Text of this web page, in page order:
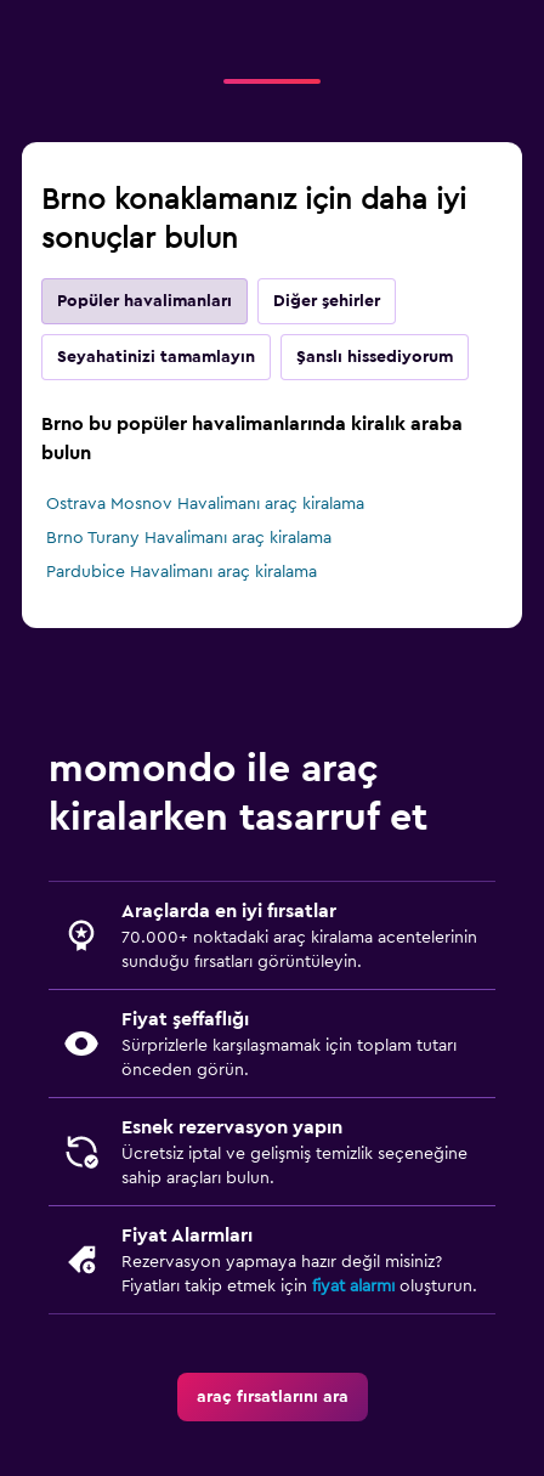
Brno konaklamanız için daha iyi
sonuçlar bulun
Popüler havalimanları Diğer şehirler
Seyahatinizi tamamlayın Şanslı hissediyorum
Brno bu popüler havalimanlarında kiralık araba
bulun
Ostrava Mosnov Havalimanı araç kiralama
Brno Turany Havalimanı araç kiralama
Pardubice Havalimanı araç kiralama
momondo ile araç
kiralarken tasarruf et
Araçlarda en iyi fırsatlar
70.000+ noktadaki araç kiralama acentelerinin
sunduğu fırsatları görüntüleyin.
Fiyat şeffaflığı
Sürprizlerle karşılaşmamak için toplam tutarı
önceden görün.
Esnek rezervasyon yapın
Ücretsiz iptal ve gelişmiş temizlik seçeneğine
sahip araçları bulun.
Fiyat Alarmları
Rezervasyon yapmaya hazır değil misiniz?
Fiyatları takip etmek için fiyat alarmı oluşturun.
araç fırsatlarını ara